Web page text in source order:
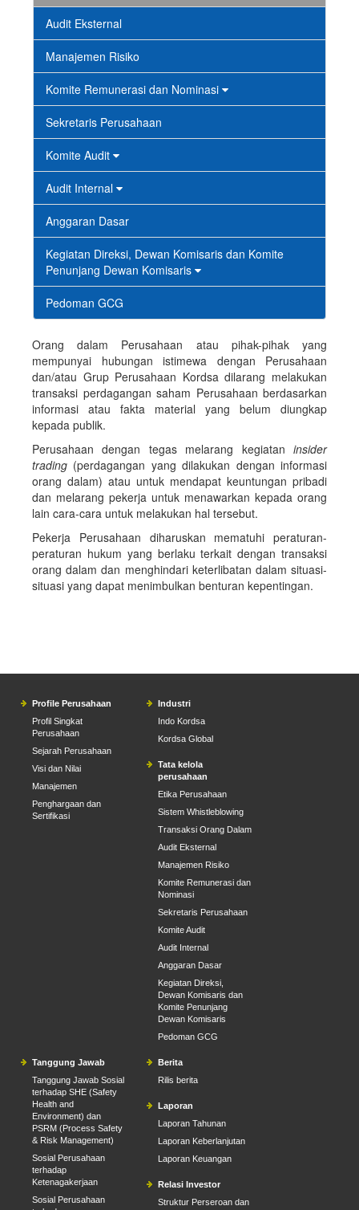
Audit Eksternal
Manajemen Risiko
Komite Remunerasi dan Nominasi
Sekretaris Perusahaan
Komite Audit
Audit Internal
Anggaran Dasar
Kegiatan Direksi, Dewan Komisaris dan Komite
Penunjang Dewan Komisaris
Pedoman GCG
Orang dalam Perusahaan atau pihak-pihak yang
mempunyai hubungan istimewa dengan Perusahaan
dan/atau Grup Perusahaan Kordsa dilarang melakukan
transaksi perdagangan saham Perusahaan berdasarkan
informasi atau fakta material yang belum diungkap
kepada publik.
Perusahaan dengan tegas melarang kegiatan insider
trading (perdagangan yang dilakukan dengan informasi
orang dalam) atau untuk mendapat keuntungan pribadi
dan melarang pekerja untuk menawarkan kepada orang
lain cara-cara untuk melakukan hal tersebut.
Pekerja Perusahaan diharuskan mematuhi peraturan-
peraturan hukum yang berlaku terkait dengan transaksi
orang dalam dan menghindari keterlibatan dalam situasi-
situasi yang dapat menimbulkan benturan kepentingan.
Profile Perusahaan
Profil Singkat
Perusahaan
Sejarah Perusahaan
Visi dan Nilai
Manajemen
Penghargaan dan
Sertifikasi
Industri
Indo Kordsa
Kordsa Global
Tata kelola
perusahaan
Etika Perusahaan
Sistem Whistleblowing
Transaksi Orang Dalam
Audit Eksternal
Manajemen Risiko
Komite Remunerasi dan
Nominasi
Sekretaris Perusahaan
Komite Audit
Audit Internal
Anggaran Dasar
Kegiatan Direksi,
Dewan Komisaris dan
Komite Penunjang
Dewan Komisaris
Pedoman GCG
Tanggung Jawab
Tanggung Jawab Sosial
terhadap SHE (Safety
Health and
Environment) dan
PSRM (Process Safety
& Risk Management)
Sosial Perusahaan
terhadap
Ketenagakerjaan
Sosial Perusahaan
Berita
Rilis berita
Laporan
Laporan Tahunan
Laporan Keberlanjutan
Laporan Keuangan
Relasi Investor
Struktur Perseroan dan